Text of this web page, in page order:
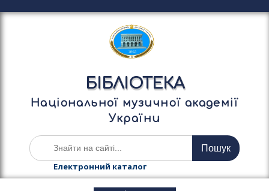
е
у
БІБЛІОТЕКА
Національної музичної академії
України
Ш
у
а
Електронний каталог